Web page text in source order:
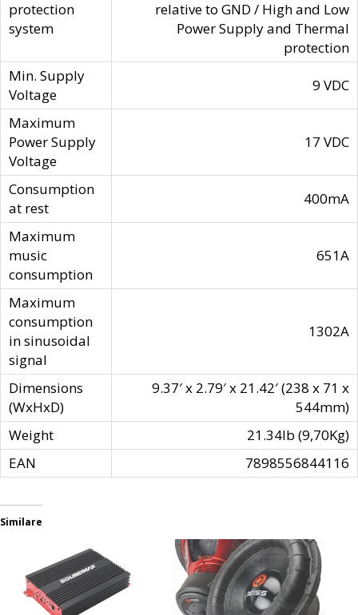
protection
system
relative to GND / High and Low
Power Supply and Thermal
protection
Min. Supply
Voltage
9 VDC
Maximum
Power Supply
Voltage
17 VDC
Consumption
at rest
400mA
Maximum
music
consumption
651A
Maximum
consumption
in sinusoidal
signal
1302A
Dimensions
(WxHxD)
9.37′ x 2.79′ x 21.42′ (238 x 71 x
544mm)
Weight
21.34lb (9,70Kg)
EAN
7898556844116
Similare